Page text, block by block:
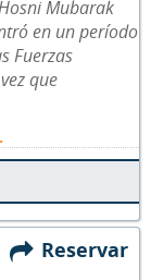
Mubarak
en un período
Fuerzas
que
Reservar